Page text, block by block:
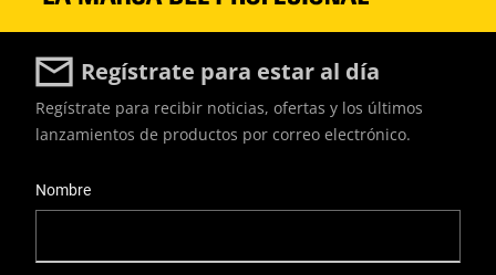
Regístrate para estar al día
Regístrate para recibir noticias, ofertas y los últimos
lanzamientos de productos por correo electrónico.
Nombre